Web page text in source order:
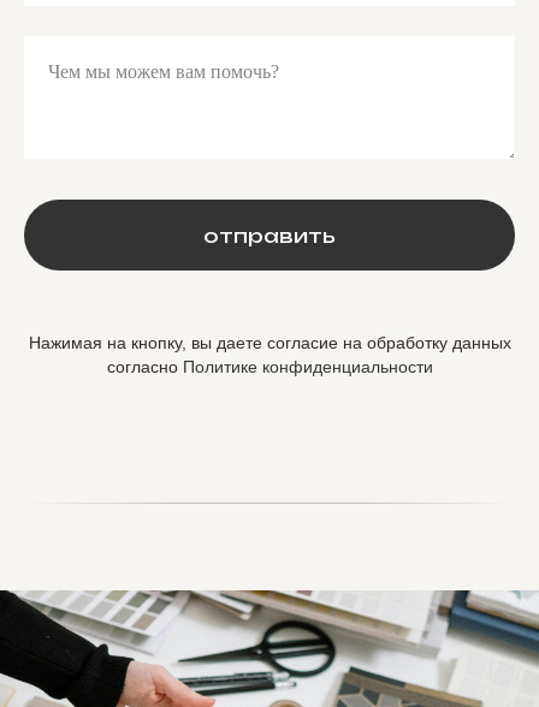
Чем мы можем вам помочь?
отправить
Нажимая на кнопку, вы даете согласие на обработку данных
согласно Политике конфиденциальности